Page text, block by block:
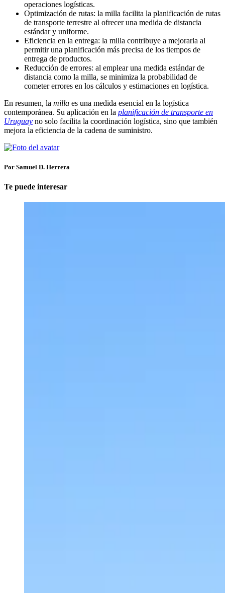
operaciones logísticas.
Optimización de rutas: la milla facilita la planificación de rutas
de transporte terrestre al ofrecer una medida de distancia
estándar y uniforme.
Eficiencia en la entrega: la milla contribuye a mejorarla al
permitir una planificación más precisa de los tiempos de
entrega de productos.
Reducción de errores: al emplear una medida estándar de
distancia como la milla, se minimiza la probabilidad de
cometer errores en los cálculos y estimaciones en logística.
En resumen, la milla es una medida esencial en la logística
contemporánea. Su aplicación en la planificación de transporte en
Uruguay no solo facilita la coordinación logística, sino que también
mejora la eficiencia de la cadena de suministro.
Por Samuel D. Herrera
Te puede interesar